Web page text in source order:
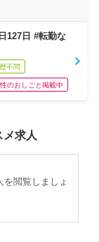
127日 #転勤な
不問
のおしごと掲載中
メ求人
閲覧しましょ